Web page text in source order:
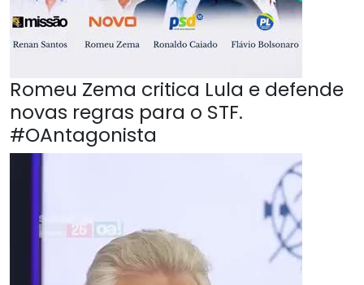
Romeu Zema critica Lula e defende
novas regras para o STF.
#OAntagonista